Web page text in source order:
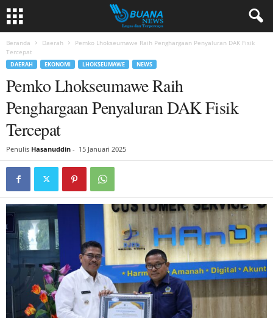
Beranda Daerah
Pemko Lhokseumawe Raih Penghargaan Penyaluran DAK Fisik
Tercepat
DAERAH EKONOMI LHOKSEUMAWE NEWS
Pemko Lhokseumawe Raih
Penghargaan Penyaluran DAK Fisik
Tercepat
Penulis Hasanuddin - 15 Januari 2025